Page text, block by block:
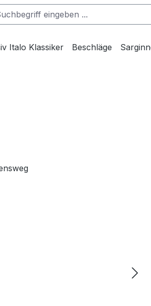
Italo Klassiker Beschläge